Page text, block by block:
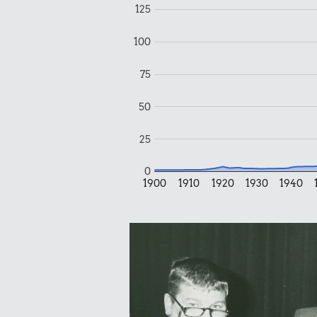
7,16
50 kr.
1900 1910 1920 1930 1940
0
25
50
75
100
125